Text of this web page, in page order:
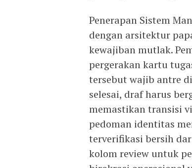
Penerapan Sistem
dengan arsitektur
kewajiban mutlak.
pergerakan kartu
tersebut wajib antre
selesai, draf harus
memastikan transisi
pedoman identitas
terverifikasi bersih
kolom review untuk